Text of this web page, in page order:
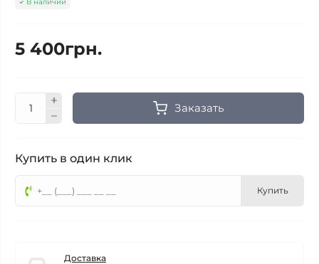
5 400грн.
Заказать
Купить в один клик
Купить
Доставка